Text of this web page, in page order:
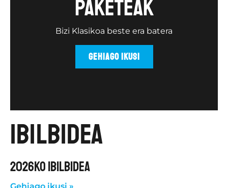
paketeak
Bizi Klasikoa beste era batera
GEHIAGO IKUSI
ibilbidea
2026KO IBILBIDEA
Gehiago ikusi »